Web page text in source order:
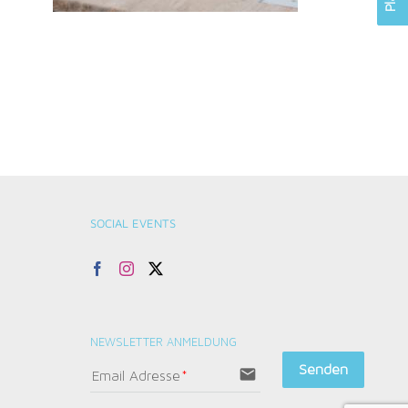
SOCIAL EVENTS
NEWSLETTER ANMELDUNG
Email Adresse email Senden